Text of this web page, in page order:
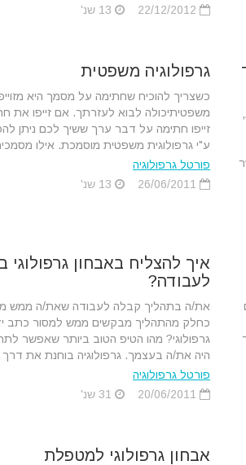
גרפולוגיה משפטית
כשצריך להוכיח שחתימה על מסמך היא
משפטיתיכולה לבוא לעזרתך. אם זייפו את
זייפו חתימה על דבר ערך ששיך לכם ניתן
ע"י גרפולוגית משפטית מוסמכת. אילו
פורטל גרפולוגיה
איך להצליח באבחון גרפולוגי
לעבודה?
את/ה בתהליך קבלה לעבודה שאת/ה ממש
כחלק מהתהליך מבקשים ממש למסור כתב
גרפולוגי? מהו הטיפ הטוב ביותר שאפשר
היה את/ה בעצמך. גרפולוגיה בוחנת את
פורטל גרפולוגיה
אבחון גרפולוגי למטפלת